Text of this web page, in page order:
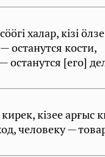
халар, кiзi
останутся кости,
останутся [его]
кiзее арғыс
человеку —